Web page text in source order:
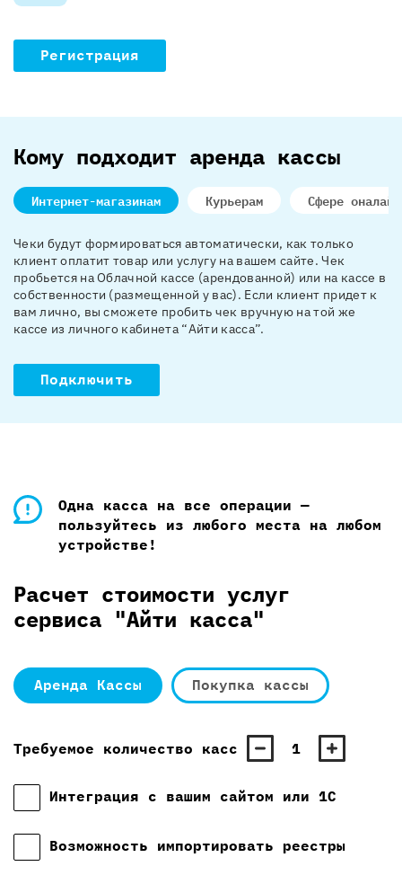
Регистрация
Кому подходит аренда кассы
Интернет-магазинам Курьерам Сфере
Чеки будут формироваться автоматически, как только
клиент оплатит товар или услугу на вашем сайте. Чек
пробьется на Облачной кассе (арендованной) или на кассе в
собственности (размещенной у вас). Если клиент придет к
вам лично, вы сможете пробить чек вручную на той же
кассе из личного кабинета “Айти касса”.
Подключить
Одна касса на все операции —
пользуйтесь из любого места на любом
устройстве!
Расчет стоимости услуг
сервиса "Айти касса"
Аренда Кассы Покупка кассы
Требуемое количество касс 1
Интеграция с вашим сайтом или 1С
Возможность импортировать реестры